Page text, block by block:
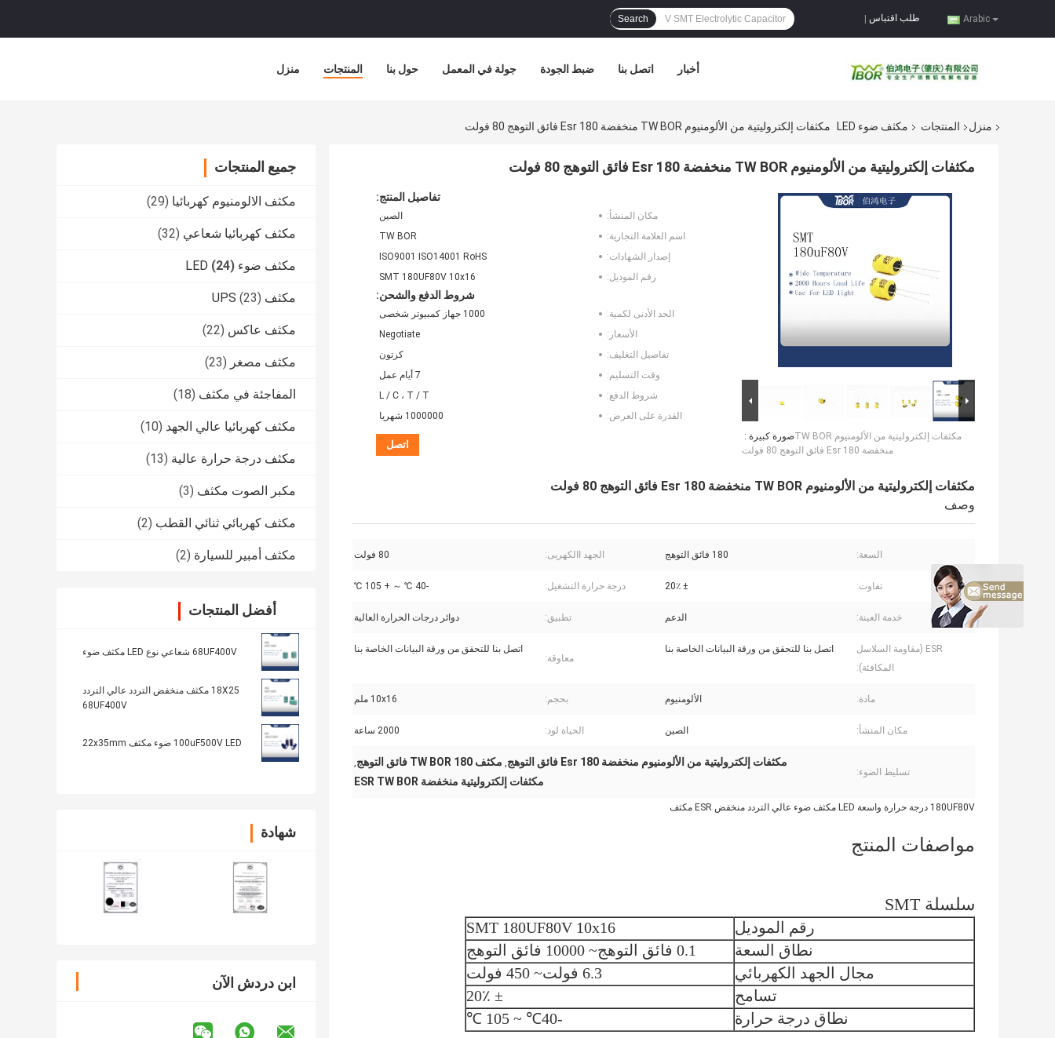
Arabic طلب اقتباس Search
منزل المنتجات حول بنا جولة في المعمل ضبط الجودة اتصل بنا أخبار
منزل المنتجات مكثف ضوء LED مكثفات إلكتروليتية من الألومنيوم TW BOR منخفضة Esr 180 فائق التوهج 80 فولت
جميع المنتجات
مكثف الالومنيوم كهربائيا (29)
مكثف كهربائيا شعاعي (32)
مكثف ضوء LED (24)
مكثف UPS (23)
مكثف عاكس (22)
مكثف مصغر (23)
المفاجئة في مكثف (18)
مكثف كهربائيا عالي الجهد (10)
مكثف درجة حرارة عالية (13)
مكبر الصوت مكثف (3)
مكثف كهربائي ثنائي القطب (2)
مكثف أمبير للسيارة (2)
أفضل المنتجات
68UF400V شعاعي نوع LED مكثف ضوء
18X25 مكثف منخفض التردد عالي التردد
68UF400V
100uF500V LED ضوء مكثف 22x35mm
شهادة
ابن دردش الآن
مكثفات إلكتروليتية من الألومنيوم TW BOR منخفضة Esr 180 فائق التوهج 80 فولت
صورة كبيرة :مكثفات إلكتروليتية من الألومنيوم TW BOR
منخفضة Esr 180 فائق التوهج 80 فولت
تفاصيل المنتج:
مكان المنشأ:
الصين
اسم العلامة التجارية:
TW BOR
إصدار الشهادات:
ISO9001 ISO14001 RoHS
رقم الموديل:
SMT 180UF80V 10x16
شروط الدفع والشحن:
الحد الأدنى لكمية:
1000 جهاز كمبيوتر شخصى
الأسعار:
Negotiate
تفاصيل التغليف:
كرتون
وقت التسليم:
7 أيام عمل
شروط الدفع:
L / C ، T / T
القدرة على العرض:
1000000 شهريا
اتصل
مكثفات إلكتروليتية من الألومنيوم TW BOR منخفضة Esr 180 فائق التوهج 80 فولت
وصف
السعة: 180 فائق التوهج الجهد االكهربى: 80 فولت
تفاوت: ± 20٪ درجة حرارة التشغيل: -40 ℃ ～ + 105 ℃
خدمة العينة: الدعم تطبيق: دوائر درجات الحرارة العالية
ESR (مقاومة السلاسل
المكافئة):
اتصل بنا للتحقق من ورقة البيانات الخاصة بنا
معاوقة:
اتصل بنا للتحقق من ورقة البيانات الخاصة بنا
مادة: الألومنيوم بحجم: 10x16 ملم
مكان المنشأ: الصين الحياة لود: 2000 ساعة
تسليط الضوء:
مكثفات إلكتروليتية من الألومنيوم منخفضة Esr 180 فائق التوهج , مكثف TW BOR 180 فائق التوهج ,
مكثفات إلكتروليتية منخفضة ESR TW BOR
180UF80V درجة حرارة واسعة LED مكثف ضوء عالي التردد منخفض ESR مكثف
مواصفات المنتج
سلسلة SMT
رقم الموديل
SMT 180UF80V 10x16
نطاق السعة
0.1 فائق التوهج
~ 10000 فائق التوهج
مجال الجهد الكهربائي
6.3 فولت
~ 450 فولت
تسامح
± 20٪
نطاق درجة حرارة
-40
℃ ~ 105 ℃